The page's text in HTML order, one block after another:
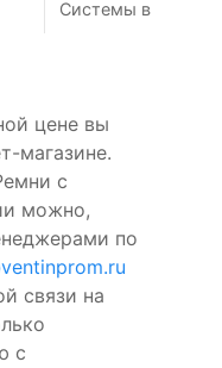
Системы
цене вы
магазине.
с
можно,
по
связи на
с